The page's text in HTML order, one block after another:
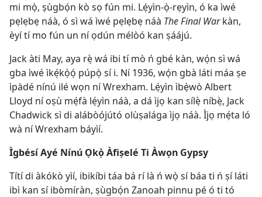
mi mọ̀, ṣùgbọ́n kò sọ fún mi. Lẹ́yìn-ọ̀-rẹyìn, ó ka ìwé
pẹlẹbẹ náà, ó sì wá ìwé pẹlẹbẹ náà The Final Warkàn,
èyí tí mo fún un ní ọdún mélòó kan ṣáájú.
Jack àti May, aya rẹ̀ wá ibi tí mò ń gbé kàn, wọ́n sì wá
gba ìwé ìkẹ́kọ̀ọ́ púpọ̀ sí i. Ní 1936, wọ́n gbà láti máa ṣe
ìpàdé nínú ilé wọn ní Wrexham. Lẹ́yìn ìbẹ̀wò Albert
Lloyd ní oṣù mẹ́fà lẹ́yìn náà, a dá ìjọ kan sílẹ̀ níbẹ̀, Jack
Chadwick sì di alábòójútó olùṣalága ìjọ náà. Ìjọ mẹ́ta ló
wà ní Wrexham báyìí.
Ìgbésí Ayé Nínú Ọkọ̀ Àfiṣelé Ti Àwọn Gypsy
Títí di àkókò yìí, ibikíbi táa bá rí là ń wọ̀ sí báa ti ń ṣí láti
ibì kan sí ibòmíràn, ṣùgbọ́n Zanoah pinnu pé ó ti tó